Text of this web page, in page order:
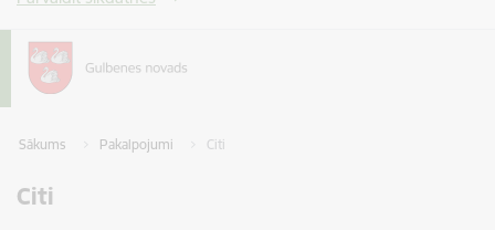
Sākums Pakalpojumi Citi
Citi